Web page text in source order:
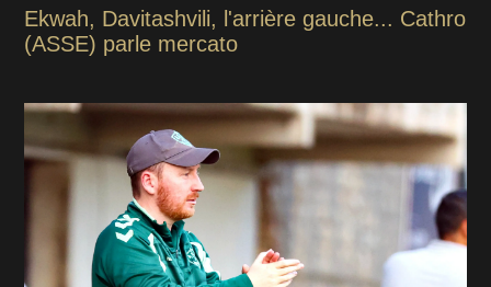
Ekwah, Davitashvili, l'arrière gauche... Cathro
(ASSE) parle mercato